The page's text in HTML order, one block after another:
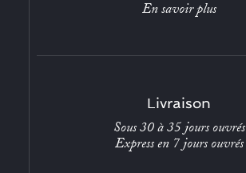
En savoir plus
Livraison
Sous 30 à 35 jours ouvrés
Express en 7 jours ouvrés